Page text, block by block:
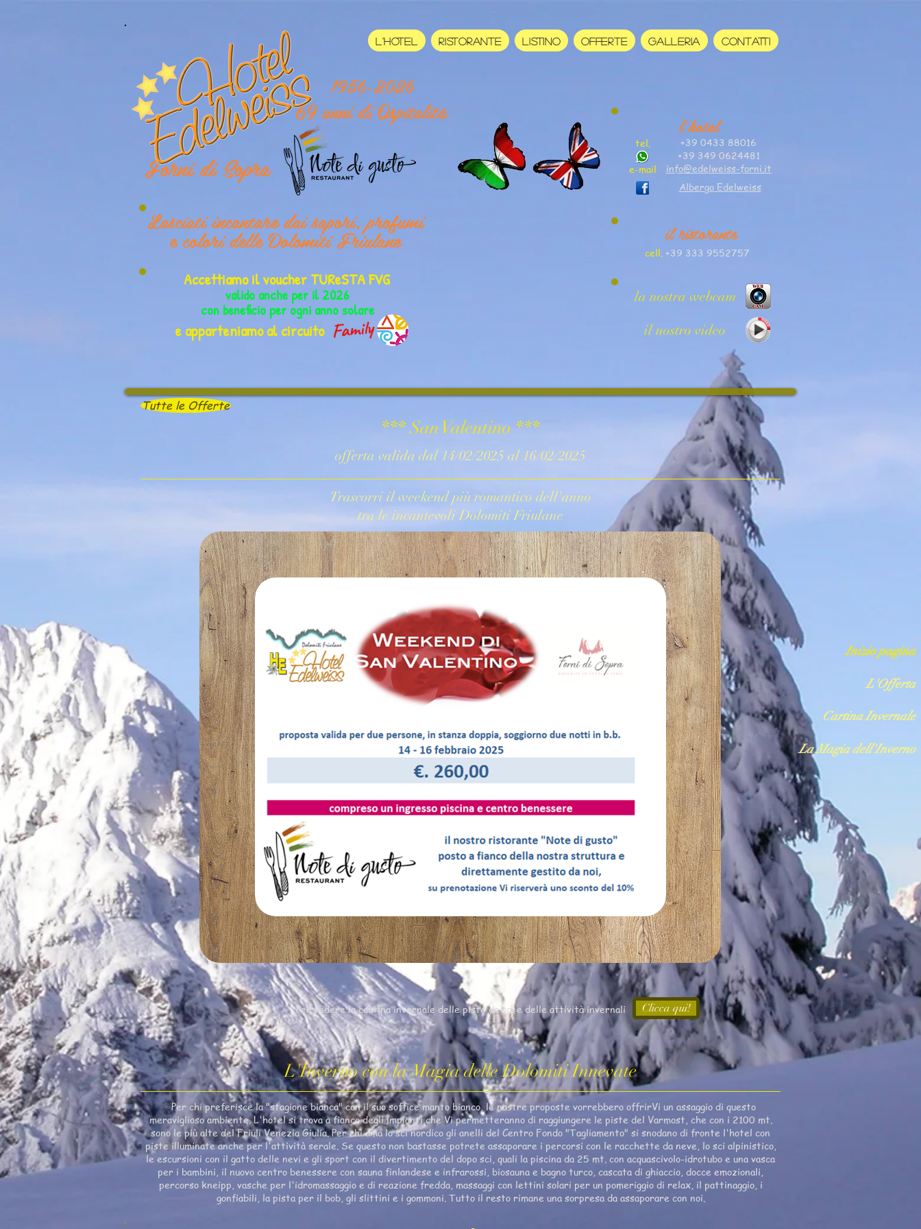
L'HOTEL RISTORANTE LISTINO OFFERTE GALLERIA CONTATTI
Forni di Sopra
69 anni di Ospitalità
1956-2026
Lasciati incantare dai sapori, profumi
e colori delle Dolomiti Friulane
+39 0433 88016
+39 349 0624481
info@edelweiss-forni.it
tel.
e-mail
l'hotel
Albergo Edelweiss
il ristorante
cell. +39 333 9552757
Accettiamo il voucher TUReSTA FVG
valido anche per il 2026
con beneficio per ogni anno solare
e apparteniamo al circuito
la nostra webcam
il nostro video
Inizio pagina
L'Offerta
Cartina Invernale
La Magia dell'Inverno
*** San Valentino ***
Tutte le Offerte
offerta valida dal 14/02/2025 al 16/02/2025
Trascorri il weekend più romantico dell'anno
tra le incantevoli Dolomiti Friulane
Per vedere la cartina invernale delle piste da sci e delle attività invernali Clicca qui!
L'Inverno con la Magia delle Dolomiti Innevate
Per chi preferisce la "stagione bianca" con il suo soffice manto bianco, le nostre proposte vorrebbero offrirVi un assaggio di questo
meraviglioso ambiente. L'hotel si trova a fianco degli impianti che Vi permetteranno di raggiungere le piste del Varmost, che con i 2100 mt.
sono le più alte del Friuli Venezia Giulia. Per chi ama lo sci nordico gli anelli del Centro Fondo "Tagliamento" si snodano di fronte l'hotel con
piste illuminate anche per l'attività serale. Se questo non bastasse potrete assaporare i percorsi con le racchette da neve, lo sci alpinistico,
le escursioni con il gatto delle nevi e gli sport con il divertimento del dopo sci, quali la piscina da 25 mt. con acquascivolo-idrotubo e una vasca
per i bambini, il nuovo centro benessere con sauna finlandese e infrarossi, biosauna e bagno turco, cascata di ghiaccio, docce emozionali,
percorso kneipp, vasche per l'idromassaggio e di reazione fredda, massaggi con lettini solari per un pomeriggio di relax, il pattinaggio, i
gonfiabili, la pista per il bob, gli slittini e i gommoni. Tutto il resto rimane una sorpresa da assaporare con noi.